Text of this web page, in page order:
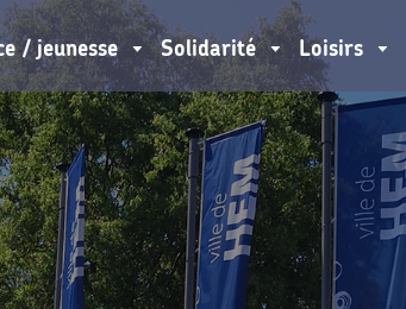
/ jeunesse Solidarité Loisirs